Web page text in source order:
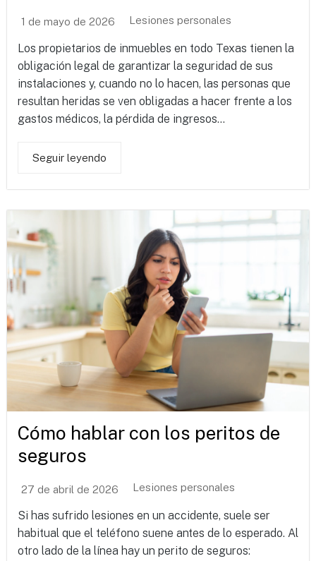
1 de mayo de 2026 Lesiones personales
Los propietarios de inmuebles en todo Texas tienen la
obligación legal de garantizar la seguridad de sus
instalaciones y, cuando no lo hacen, las personas que
resultan heridas se ven obligadas a hacer frente a los
gastos médicos, la pérdida de ingresos...
Seguir leyendo
Cómo hablar con los peritos de
seguros
27 de abril de 2026 Lesiones personales
Si has sufrido lesiones en un accidente, suele ser
habitual que el teléfono suene antes de lo esperado. Al
otro lado de la línea hay un perito de seguros: